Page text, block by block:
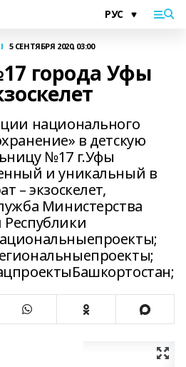
5 СЕНТЯБРЯ 2020, 03:00
города Уфы
национального
в детскую
№17 г.Уфы
и уникальный в
– экзоскелет,
Министерства